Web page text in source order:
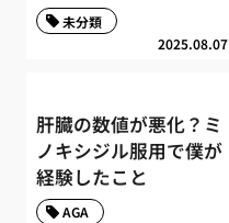
2025.08.07
未分類
肝臓の数値が悪化？ミ
ノキシジル服用で僕が
経験したこと
AGA